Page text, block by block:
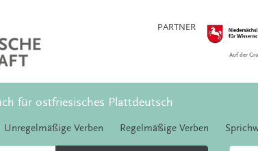
PARTNER
Auf der
für ostfriesisches Plattdeutsch
Unregelmäßige Verben Regelmäßige Verben